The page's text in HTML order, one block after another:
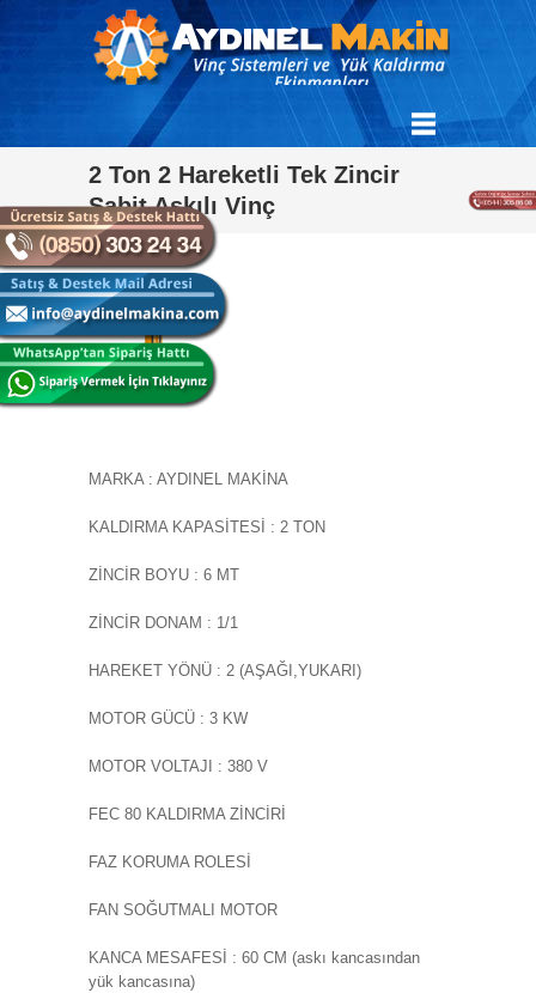
2 Ton 2 Hareketli Tek Zincir
Sabit Askılı Vinç
MARKA : AYDINEL MAKİNA
KALDIRMA KAPASİTESİ : 2 TON
ZİNCİR BOYU : 6 MT
ZİNCİR DONAM : 1/1
HAREKET YÖNÜ : 2 (AŞAĞI,YUKARI)
MOTOR GÜCÜ : 3 KW
MOTOR VOLTAJI : 380 V
FEC 80 KALDIRMA ZİNCİRİ
FAZ KORUMA ROLESİ
FAN SOĞUTMALI MOTOR
KANCA MESAFESİ : 60 CM (askı kancasından
yük kancasına)